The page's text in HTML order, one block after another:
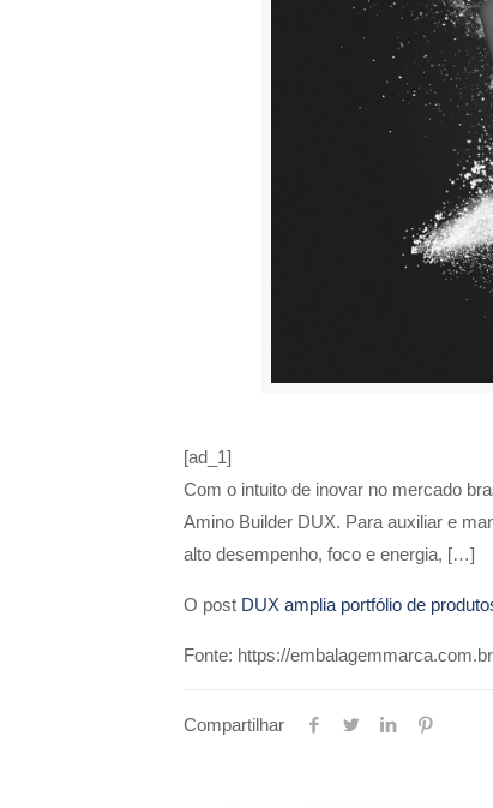
[ad_1]
Com o intuito de inovar no mercado
Amino Builder DUX. Para auxiliar e
alto desempenho, foco e energia, […]
O post DUX amplia portfólio de
Fonte: https://
Compartilhar